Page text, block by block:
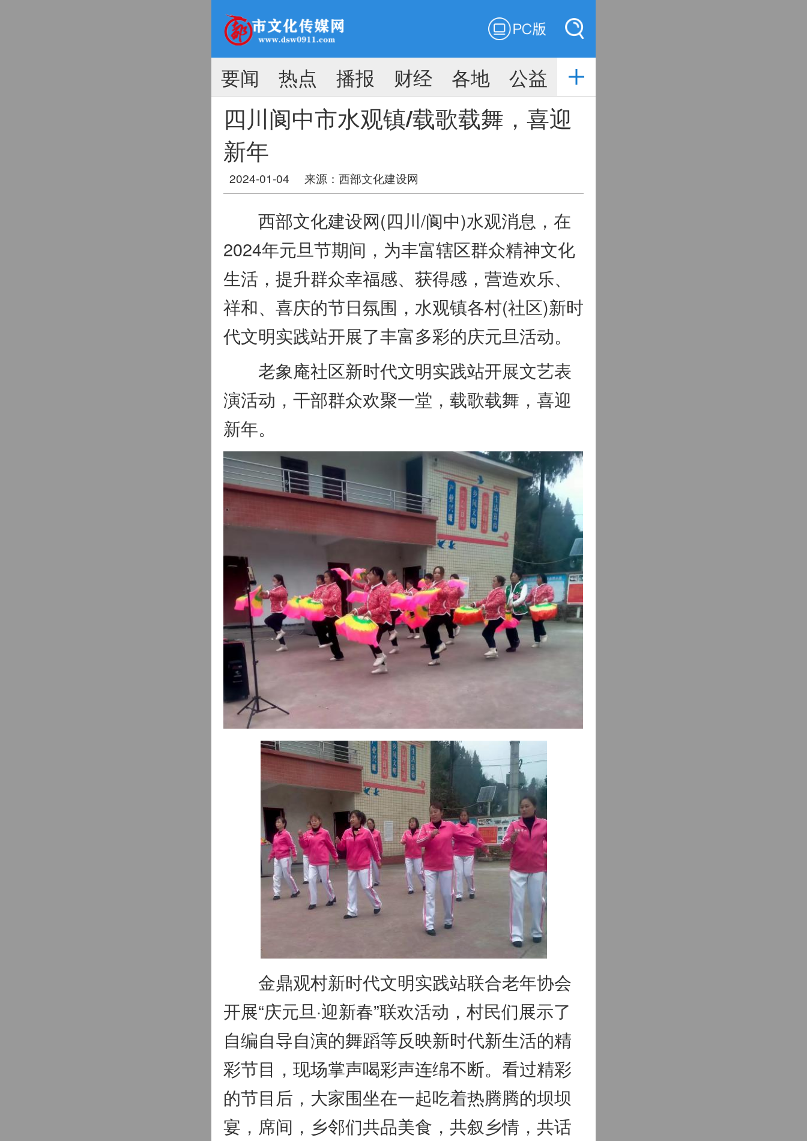
搜索
要闻 热点 播报 财经 各地 公益
四川阆中市水观镇/载歌载舞，喜迎
新年
2024-01-04 来源： 西部文化建设网
西部文化建设网(四川/阆中)水观消息，在
2024年元旦节期间，为丰富辖区群众精神文化
生活，提升群众幸福感、获得感，营造欢乐、
祥和、喜庆的节日氛围，水观镇各村(社区)新时
代文明实践站开展了丰富多彩的庆元旦活动。
老象庵社区新时代文明实践站开展文艺表
演活动，干部群众欢聚一堂，载歌载舞，喜迎
新年。
金鼎观村新时代文明实践站联合老年协会
开展“庆元旦·迎新春”联欢活动，村民们展示了
自编自导自演的舞蹈等反映新时代新生活的精
彩节目，现场掌声喝彩声连绵不断。看过精彩
的节目后，大家围坐在一起吃着热腾腾的坝坝
宴，席间，乡邻们共品美食，共叙乡情，共话